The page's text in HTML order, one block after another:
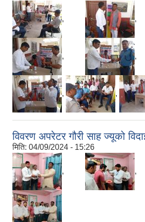
,
,
, ,
विवरण अपरेटर गौरी साह ज्यूको
मिति: 04/09/2024 - 15:26
,